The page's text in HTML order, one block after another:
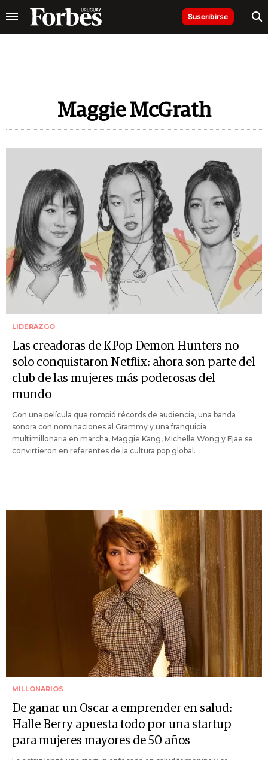
Suscribirse
Maggie McGrath
LIDERAZGO
Las creadoras de KPop Demon Hunters no
solo conquistaron Netflix: ahora son parte del
club de las mujeres más poderosas del
mundo
Con una película que rompió récords de audiencia, una banda
sonora con nominaciones al Grammy y una franquicia
multimillonaria en marcha, Maggie Kang, Michelle Wong y Ejae se
convirtieron en referentes de la cultura pop global.
MILLONARIOS
De ganar un Oscar a emprender en salud:
Halle Berry apuesta todo por una startup
para mujeres mayores de 50 años